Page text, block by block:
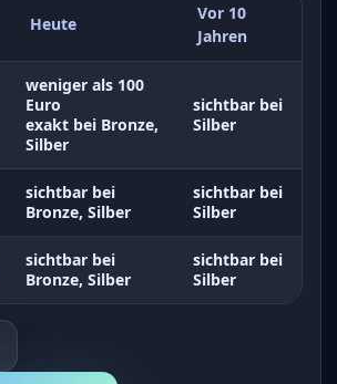
Heute
Vor 10
Jahren
weniger als 100
Euro
exakt bei Bronze,
Silber
sichtbar bei
Silber
sichtbar bei
Bronze, Silber
sichtbar bei
Silber
sichtbar bei
Bronze, Silber
sichtbar bei
Silber